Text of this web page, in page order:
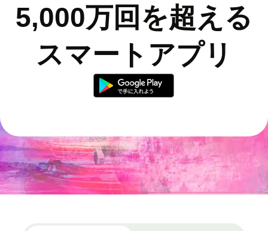
5,000万回を超える
スマートアプリ